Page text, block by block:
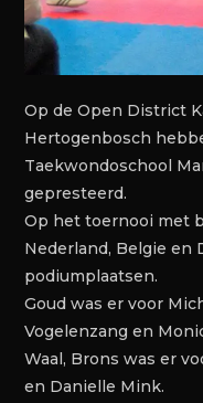
Op de Open District
Hertogenbosch
Taekwondoschool
gepresteerd.
Op het toernooi met
Nederland, Belgie en
podiumplaatsen.
Goud was er voor
Vogelenzang en
Waal, Brons was er
en Danielle Mink.